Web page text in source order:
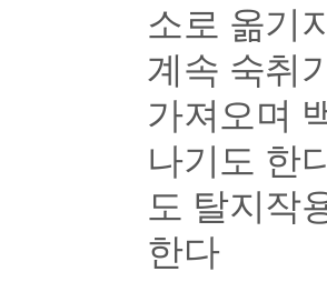
소로 옮기
계속 숙취
가져오며
나기도 한
도 탈지작
한다